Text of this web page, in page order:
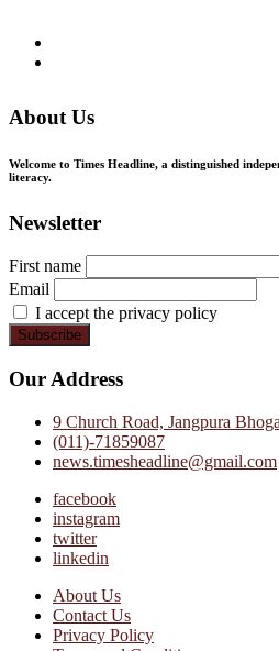
About Us
Welcome to Times Headline, a distinguished
literacy.
Newsletter
First name
Email
I accept the privacy policy
Our Address
9 Church Road, Jangpura
(011)-71859087
news.timesheadline@gmail.com
facebook
instagram
twitter
linkedin
About Us
Contact Us
Privacy Policy